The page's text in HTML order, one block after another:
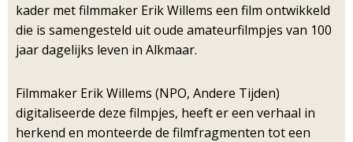
kader met filmmaker Erik Willems een film ontwikkeld
die is samengesteld uit oude amateurfilmpjes van 100
jaar dagelijks leven in Alkmaar.
Filmmaker Erik Willems (NPO, Andere Tijden)
digitaliseerde deze filmpjes, heeft er een verhaal in
herkend en monteerde de filmfragmenten tot een